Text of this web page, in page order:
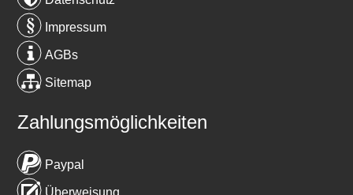
Impressum
AGBs
Sitemap
Zahlungsmöglichkeiten
Paypal
Überweisung